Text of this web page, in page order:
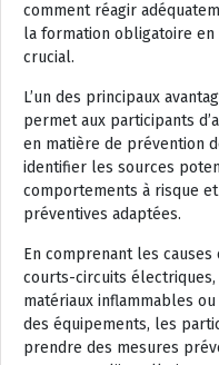
comment réagir
la formation obligatoire
crucial.
L’un des principaux
permet aux participants
en matière de prévention
identifier les sources
comportements à risque
préventives adaptées.
En comprenant les causes
courts-circuits
matériaux inflammables
des équipements, les
prendre des mesures